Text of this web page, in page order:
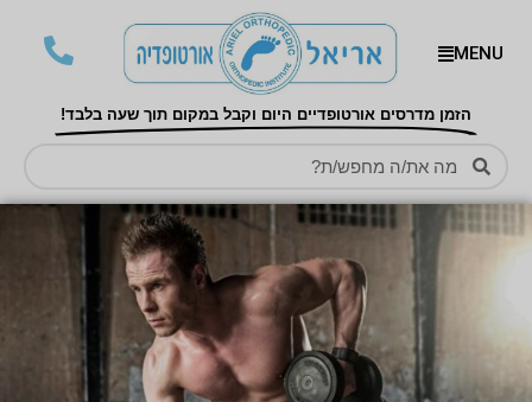
MENU
הזמן מדרסים אורטופדיים היום וקבל במקום תוך שעה בלבד!